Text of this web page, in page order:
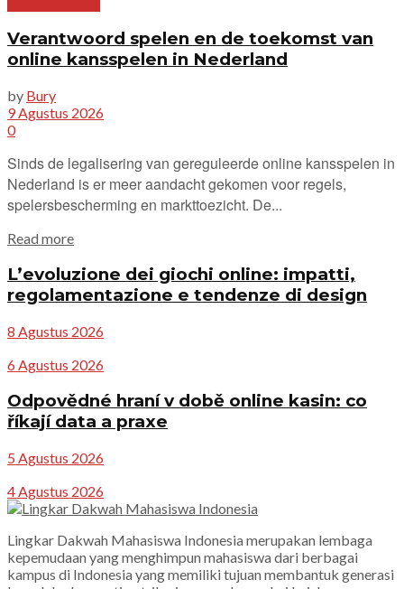
Verantwoord spelen en de toekomst van
online kansspelen in Nederland
by Bury
9 Agustus 2026
0
Sinds de legalisering van gereguleerde online kansspelen in
Nederland is er meer aandacht gekomen voor regels,
spelersbescherming en markttoezicht. De...
Read moreDetails
L’evoluzione dei giochi online: impatti,
regolamentazione e tendenze di design
8 Agustus 2026
6 Agustus 2026
Odpovědné hraní v době online kasin: co
říkají data a praxe
5 Agustus 2026
4 Agustus 2026
Lingkar Dakwah Mahasiswa Indonesia merupakan lembaga
kepemudaan yang menghimpun mahasiswa dari berbagai
kampus di Indonesia yang memiliki tujuan membantuk generasi